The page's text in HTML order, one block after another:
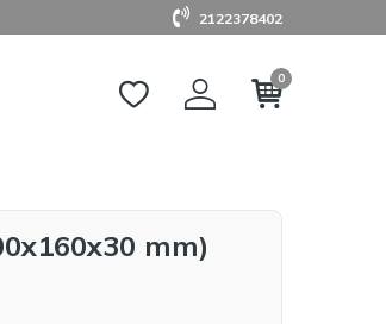
2122378402
0
mm)